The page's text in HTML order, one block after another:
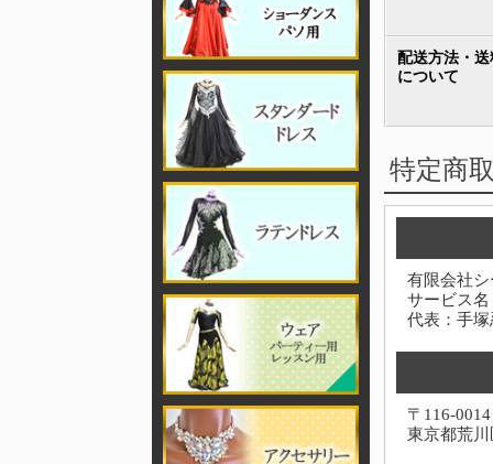
配送方法・送
について
特定商
有限会社シ
サービス
代表：手塚
〒116-0014
東京都荒